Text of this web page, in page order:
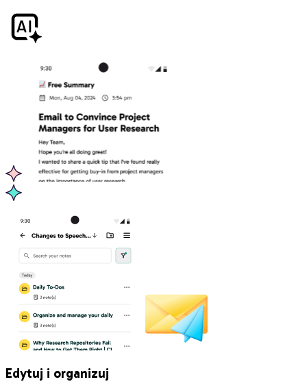
Edytuj i organizuj